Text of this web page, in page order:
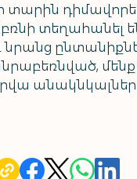
տեղահանել
մենք